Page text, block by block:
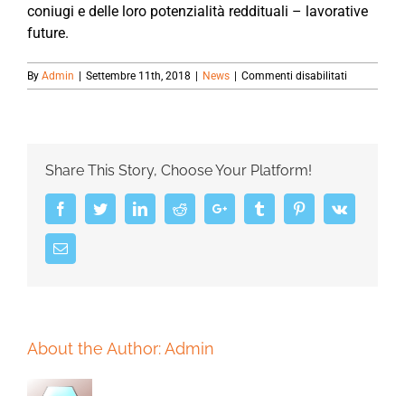
coniugi e delle loro potenzialità reddituali – lavorative
future.
By Admin Settembre 11th, 2018 News Commenti disabilitati
ASSEGNO
DALLE
SEZIONI
Share This Story, Choose Your Platform!
FacebookTwitterLinkedInRedditGoogle+ Tumblr PinterestVk
Email
About the Author:Admin